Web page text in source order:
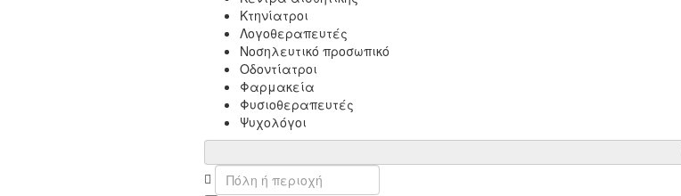
Κτηνίατροι
Λογοθεραπευτές
Νοσηλευτικό προσωπικό
Οδοντίατροι
Φαρμακεία
Φυσιοθεραπευτές
Ψυχολόγοι